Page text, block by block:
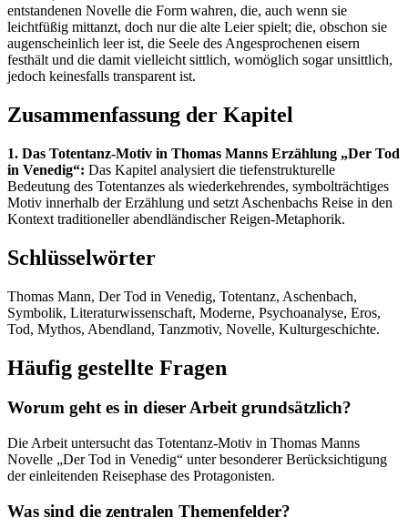
entstandenen Novelle die Form wahren, die, auch wenn sie
leichtfüßig mittanzt, doch nur die alte Leier spielt; die, obschon sie
augenscheinlich leer ist, die Seele des Angesprochenen eisern
festhält und die damit vielleicht sittlich, womöglich sogar unsittlich,
jedoch keinesfalls transparent ist.
Zusammenfassung der Kapitel
1. Das Totentanz-Motiv in Thomas Manns Erzählung „Der Tod
in Venedig“: Das Kapitel analysiert die tiefenstrukturelle
Bedeutung des Totentanzes als wiederkehrendes, symbolträchtiges
Motiv innerhalb der Erzählung und setzt Aschenbachs Reise in den
Kontext traditioneller abendländischer Reigen-Metaphorik.
Schlüsselwörter
Thomas Mann, Der Tod in Venedig, Totentanz, Aschenbach,
Symbolik, Literaturwissenschaft, Moderne, Psychoanalyse, Eros,
Tod, Mythos, Abendland, Tanzmotiv, Novelle, Kulturgeschichte.
Häufig gestellte Fragen
Worum geht es in dieser Arbeit grundsätzlich?
Die Arbeit untersucht das Totentanz-Motiv in Thomas Manns
Novelle „Der Tod in Venedig“ unter besonderer Berücksichtigung
der einleitenden Reisephase des Protagonisten.
Was sind die zentralen Themenfelder?